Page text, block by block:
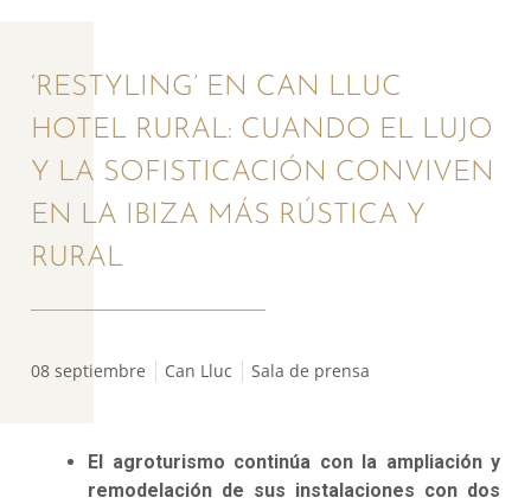
‘RESTYLING’ EN CAN LLUC
HOTEL RURAL: CUANDO EL LUJO
Y LA SOFISTICACIÓN CONVIVEN
EN LA IBIZA MÁS RÚSTICA Y
RURAL
08 septiembre Can Lluc Sala de prensa
El agroturismo continúa con la ampliación y
remodelación de sus instalaciones con dos